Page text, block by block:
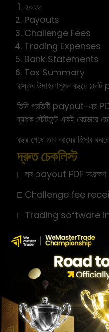
২০২৬
Payouts
Challenge Fees
Trading Expenses
Bank Statements
Tax Summary
বাস্তব উদাহরণসুমন বছরে
তিনি প্রতিটি payout-এর
ব্যাংক স্টেটমেন্ট একই ফোল্ডারে
বছর শেষে তার আয়ের হিসাব
দ্রুত চেকলিস্ট
□ সব payout PDF সংরক্ষণ
□ Challenge fee
□ Trading software
□ VPS বিল সংরক্ষণ করুন।
□ Bank statement
□ Wise অথবা Crypto
□ বছরে অন্তত একবার সব
Challenge